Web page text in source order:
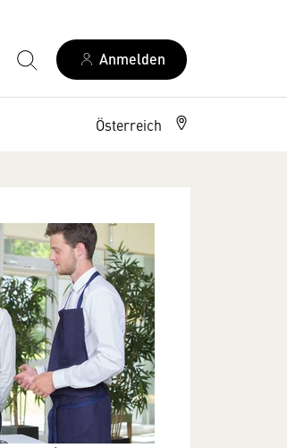
Anmelden
Österreich